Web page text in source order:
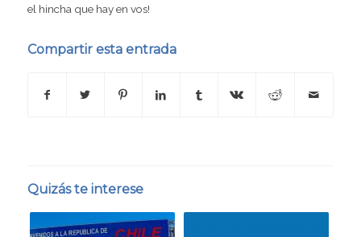
el hincha que hay en vos!
Compartir esta entrada
Quizás te interese